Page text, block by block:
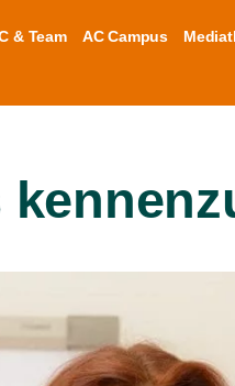
& Team AC Campus